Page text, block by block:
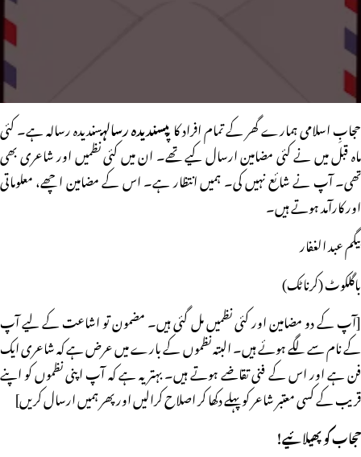
حجابِ اسلامی ہمارے گھر کے تمام افراد کا پپسندیدہ رسالہسندیدہ رسالہ ہے۔ کئی
ماہ قبل میں نے کئی مضامین ارسال کیے تھے۔ ان میں کئی نظمیں اور شاعری بھی
تھی۔ آپ نے شائع نہیں کی۔ ہمیں انتظار ہے۔ اس کے مضامین اچھے، معلوماتی
اور کارآمد ہوتے ہیں۔
بیگم عبد الغفار
باگلکوٹ (کرناٹک)
[آپ کے دو مضامین اور کئی نظمیں مل گئی ہیں۔ مضمون تو اشاعت کے لیے آپ
کے نام سے لگے ہوئے ہیں۔ البتہ نظموں کے بارے میں عرض ہے کہ شاعری ایک
فن ہے اور اس کے فنی تقاضے ہوتے ہیں۔ بہتر یہ ہے کہ آپ اپنی نظموں کو اپنے
قریب کے کسی معتبر شاعر کو پہلے دکھا کر اصلاح کرالیں اور پھر ہمیں ارسال کریں]
حجاب کو پھیلائیے!